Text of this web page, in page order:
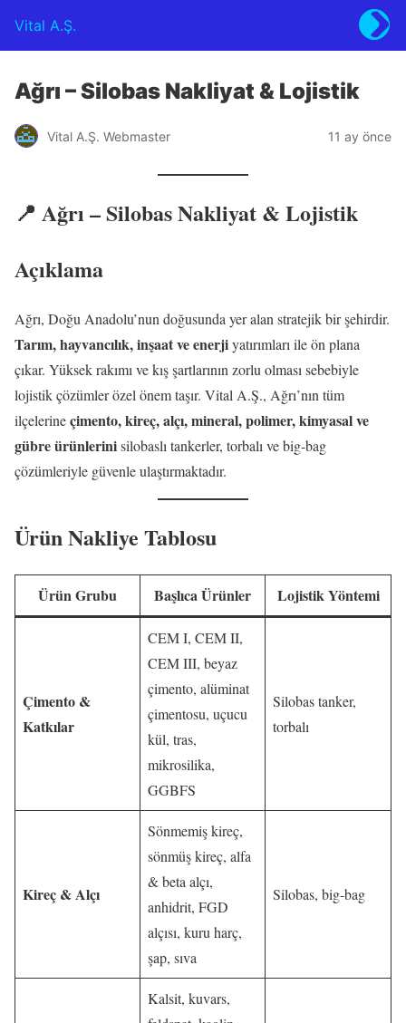
Vital A.Ş.
Ağrı – Silobas Nakliyat & Lojistik
Vital A.Ş. Webmaster 11 ay önce
📍 Ağrı – Silobas Nakliyat & Lojistik
Açıklama
Ağrı, Doğu Anadolu’nun doğusunda yer alan stratejik bir şehirdir.
Tarım, hayvancılık, inşaat ve enerjiyatırımları ile ön plana
çıkar. Yüksek rakımı ve kış şartlarının zorlu olması sebebiyle
lojistik çözümler özel önem taşır. Vital A.Ş., Ağrı’nın tüm
ilçelerineçimento, kireç, alçı, mineral, polimer, kimyasal ve
gübre ürünlerinisilobaslı tankerler, torbalı ve big-bag
çözümleriyle güvenle ulaştırmaktadır.
Ürün Nakliye Tablosu
Ürün Grubu Başlıca Ürünler Lojistik Yöntemi
Çimento &
Katkılar
CEM I, CEM II,
CEM III, beyaz
çimento, alüminat
çimentosu, uçucu
kül, tras,
mikrosilika,
GGBFS
Silobas tanker,
torbalı
Kireç & Alçı
Sönmemiş kireç,
sönmüş kireç, alfa
& beta alçı,
anhidrit, FGD
alçısı, kuru harç,
şap, sıva
Silobas, big-bag
Kalsit, kuvars,